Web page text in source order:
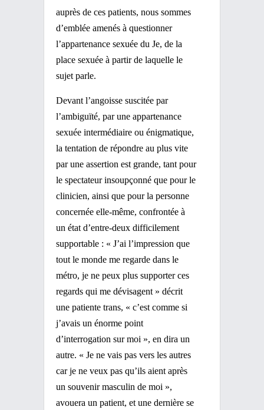
auprès de ces patients, nous sommes
d’emblée amenés à questionner
l’appartenance sexuée du Je, de la
place sexuée à partir de laquelle le
sujet parle.
Devant l’angoisse suscitée par
l’ambiguïté, par une appartenance
sexuée intermédiaire ou énigmatique,
la tentation de répondre au plus vite
par une assertion est grande, tant pour
le spectateur insoupçonné que pour le
clinicien, ainsi que pour la personne
concernée elle-même, confrontée à
un état d’entre-deux difficilement
supportable : « J’ai l’impression que
tout le monde me regarde dans le
métro, je ne peux plus supporter ces
regards qui me dévisagent » décrit
une patiente trans, « c’est comme si
j’avais un énorme point
d’interrogation sur moi », en dira un
autre. « Je ne vais pas vers les autres
car je ne veux pas qu’ils aient après
un souvenir masculin de moi »,
avouera un patient, et une dernière se